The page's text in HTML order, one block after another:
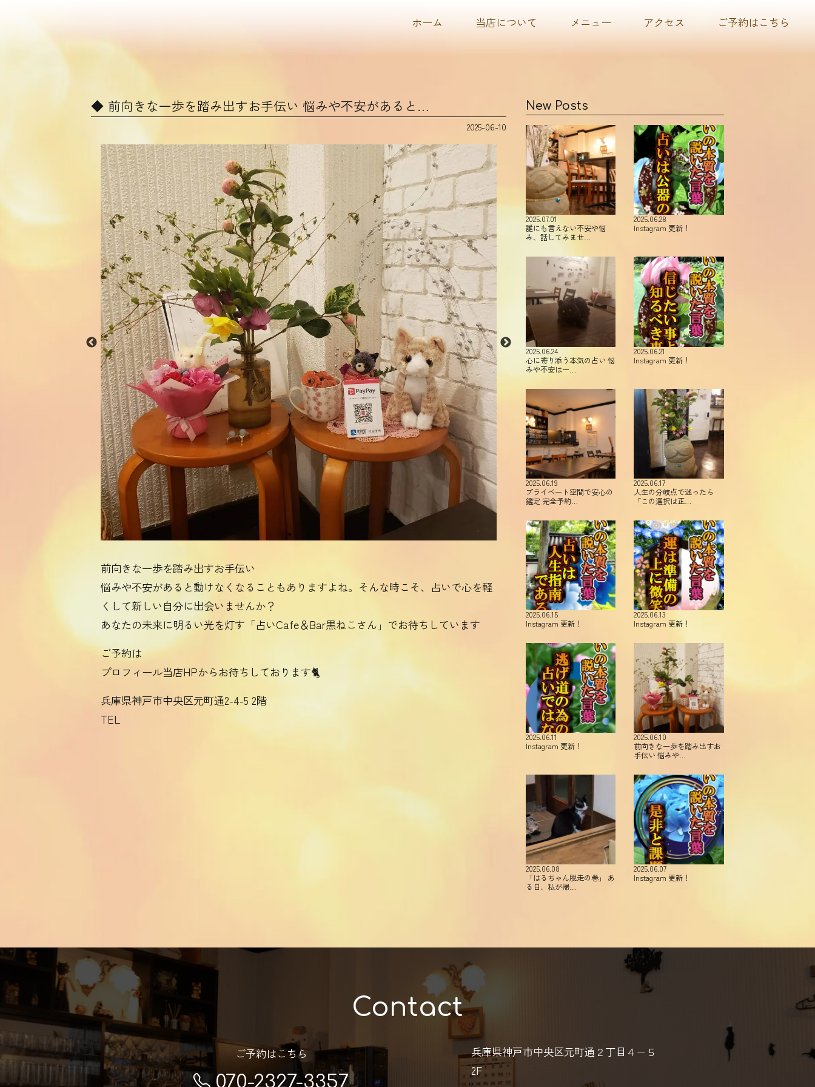
ホーム 当店について メニュー アクセス ご予約はこちら
前向きな一歩を踏み出すお手伝い 悩みや不安があると…
2025-06-10
前向きな一歩を踏み出すお手伝い
悩みや不安があると動けなくなることもありますよね。そんな時こそ、占いで心を軽
くして新しい自分に出会いませんか？
あなたの未来に明るい光を灯す「占いCafe＆Bar黒ねこさん」でお待ちしています
ご予約は
プロフィール当店HPからお待ちしております🐈
兵庫県神戸市中央区元町通2-4-5 2階
TEL
New Posts
2025.07.01
誰にも言えない不安や悩
み、話してみませ…
2025.06.28
Instagram 更新！
2025.06.24
心に寄り添う本気の占い 悩
みや不安は一…
2025.06.21
Instagram 更新！
2025.06.19
プライベート空間で安心の
鑑定 完全予約…
2025.06.17
人生の分岐点で迷ったら
「この選択は正…
2025.06.15
Instagram 更新！
2025.06.13
Instagram 更新！
2025.06.11
Instagram 更新！
2025.06.10
前向きな一歩を踏み出すお
手伝い 悩みや…
2025.06.08
「はるちゃん脱走の巻」 あ
る日、私が帰…
2025.06.07
Instagram 更新！
Contact
ご予約はこちら
070-2327-3357
兵庫県神戸市中央区元町通２丁目４−５
2F